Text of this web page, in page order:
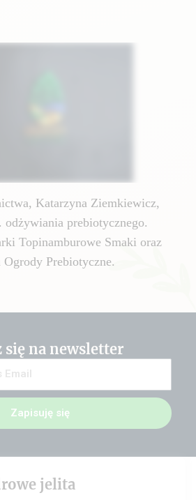
Katarzyna Ziemkiewicz,
odżywiania prebiotycznego.
Topinamburowe Smaki oraz
Ogrody Prebiotyczne.
się na newsletter
Zapisuję się
jelita